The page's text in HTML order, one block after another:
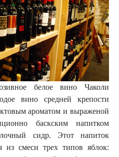
белое вино Чаколи
вино средней крепости
ароматом и выраженой
баскским напитком
сидр. Этот напиток
из смеси трех типов яблок: